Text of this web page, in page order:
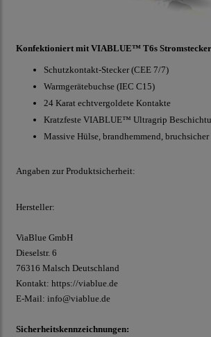
Konfektioniert mit VIABLUE™ T6s
Schutzkontakt-Stecker (CEE 7/7)
Warmgerätebuchse (IEC C15)
24 Karat echtvergoldete Kontakte
Kratzfeste VIABLUE™ Ultragrip
Massive Hülse, brandhemmend, bruchsicher
Angaben zur Produktsicherheit:
Hersteller:
ViaBlue GmbH
Dieselstr. 6
76316 Malsch Deutschland
Kontakt: https://viablue.de
E-Mail: info@viablue.de
Sicherheitskennzeichnungen: